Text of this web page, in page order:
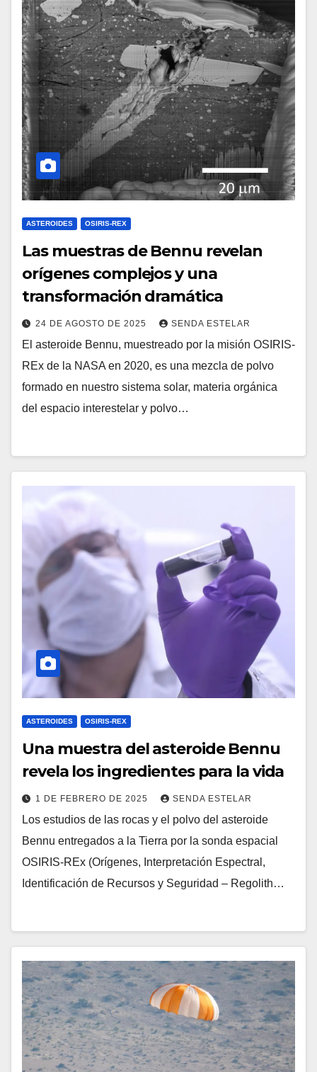
ASTEROIDES OSIRIS-REX
Las muestras de Bennu revelan
orígenes complejos y una
transformación dramática
24 DE AGOSTO DE 2025 SENDA ESTELAR
El asteroide Bennu, muestreado por la misión OSIRIS-
REx de la NASA en 2020, es una mezcla de polvo
formado en nuestro sistema solar, materia orgánica
del espacio interestelar y polvo…
ASTEROIDES OSIRIS-REX
Una muestra del asteroide Bennu
revela los ingredientes para la vida
1 DE FEBRERO DE 2025 SENDA ESTELAR
Los estudios de las rocas y el polvo del asteroide
Bennu entregados a la Tierra por la sonda espacial
OSIRIS-REx (Orígenes, Interpretación Espectral,
Identificación de Recursos y Seguridad – Regolith…